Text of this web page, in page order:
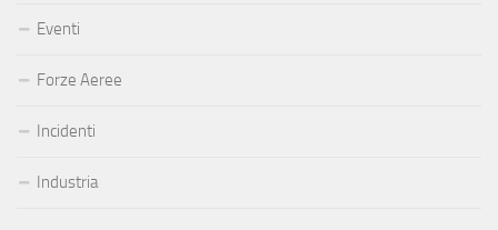
Eventi
Forze Aeree
Incidenti
Industria